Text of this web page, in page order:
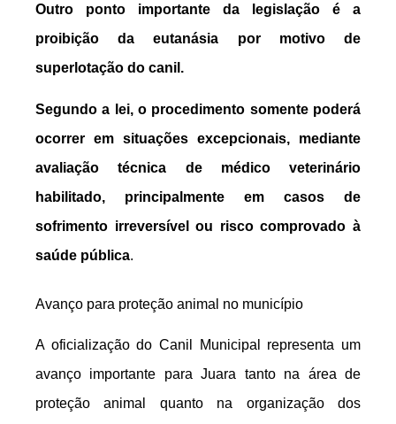
Outro ponto importante da legislação é a
proibição da eutanásia por motivo de
superlotação do canil.
Segundo a lei, o procedimento somente poderá
ocorrer em situações excepcionais, mediante
avaliação técnica de médico veterinário
habilitado, principalmente em casos de
sofrimento irreversível ou risco comprovado à
saúde pública.
Avanço para proteção animal no município
A oficialização do Canil Municipal representa um
avanço importante para Juara tanto na área de
proteção animal quanto na organização dos